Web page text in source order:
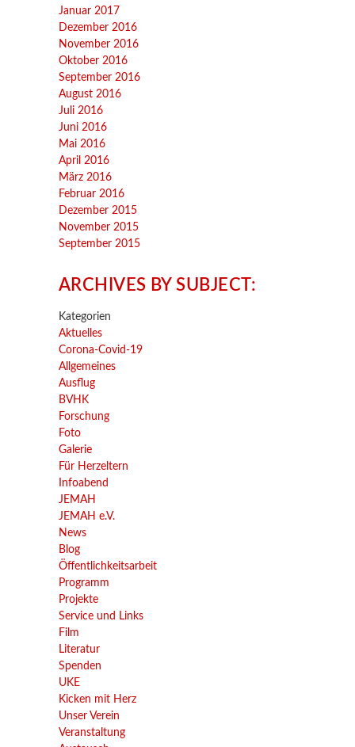
Januar 2017
Dezember 2016
November 2016
Oktober 2016
September 2016
August 2016
Juli 2016
Juni 2016
Mai 2016
April 2016
März 2016
Februar 2016
Dezember 2015
November 2015
September 2015
ARCHIVES BY SUBJECT:
Kategorien
Aktuelles
Corona-Covid-19
Allgemeines
Ausflug
BVHK
Forschung
Foto
Galerie
Für Herzeltern
Infoabend
JEMAH
JEMAH e.V.
News
Blog
Öffentlichkeitsarbeit
Programm
Projekte
Service und Links
Film
Literatur
Spenden
UKE
Kicken mit Herz
Unser Verein
Veranstaltung